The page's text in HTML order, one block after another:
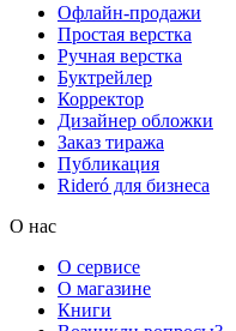
Офлайн-продажи
Простая верстка
Ручная верстка
Буктрейлер
Корректор
Дизайнер обложки
Заказ тиража
Публикация
Rideró для бизнеса
О нас
О сервисе
О магазине
Книги